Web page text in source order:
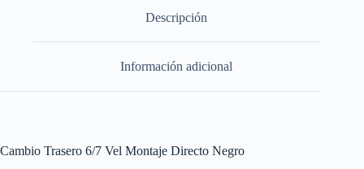
Descripción
Información adicional
Cambio Trasero 6/7 Vel Montaje Directo Negro